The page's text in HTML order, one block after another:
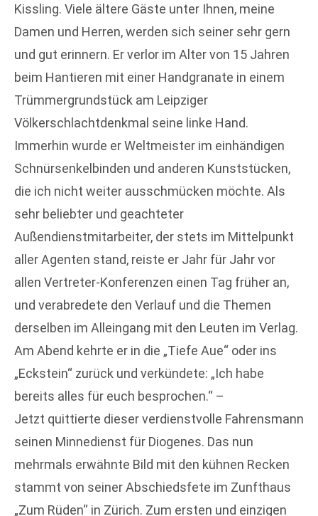
Kissling. Viele ältere Gäste unter Ihnen, meine
Damen und Herren, werden sich seiner sehr gern
und gut erinnern. Er verlor im Alter von 15 Jahren
beim Hantieren mit einer Handgranate in einem
Trümmergrundstück am Leipziger
Völkerschlachtdenkmal seine linke Hand.
Immerhin wurde er Weltmeister im einhändigen
Schnürsenkelbinden und anderen Kunststücken,
die ich nicht weiter ausschmücken möchte. Als
sehr beliebter und geachteter
Außendienstmitarbeiter, der stets im Mittelpunkt
aller Agenten stand, reiste er Jahr für Jahr vor
allen Vertreter-Konferenzen einen Tag früher an,
und verabredete den Verlauf und die Themen
derselben im Alleingang mit den Leuten im Verlag.
Am Abend kehrte er in die „Tiefe Aue“ oder ins
„Eckstein“ zurück und verkündete: „Ich habe
bereits alles für euch besprochen.“ –
Jetzt quittierte dieser verdienstvolle Fahrensmann
seinen Minnedienst für Diogenes. Das nun
mehrmals erwähnte Bild mit den kühnen Recken
stammt von seiner Abschiedsfete im Zunfthaus
„Zum Rüden“ in Zürich. Zum ersten und einzigen